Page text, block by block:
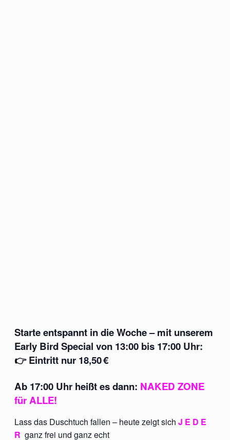
Starte entspannt in die Woche – mit unserem
Early Bird Special von 13:00 bis 17:00 Uhr:
👉Eintritt nur 18,50 €
Ab 17:00 Uhr heißt es dann: NAKED ZONE
für ALLE!
Lass das Duschtuch fallen – heute zeigt sich J E D E
R ganz frei und ganz echt